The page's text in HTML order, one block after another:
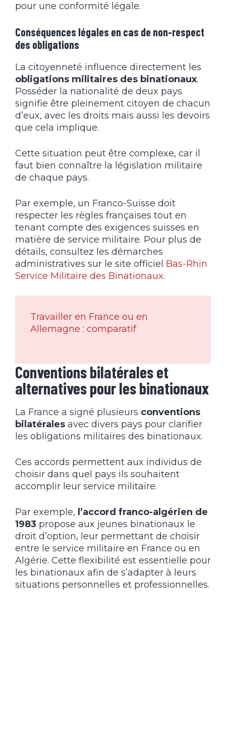
pour une conformité légale.
Conséquences légales en cas de non-respect
des obligations
La citoyenneté influence directement les
obligations militaires des binationaux.
Posséder la nationalité de deux pays
signifie être pleinement citoyen de chacun
d’eux, avec les droits mais aussi les devoirs
que cela implique.
Cette situation peut être complexe, car il
faut bien connaître la législation militaire
de chaque pays.
Par exemple, un Franco-Suisse doit
respecter les règles françaises tout en
tenant compte des exigences suisses en
matière de service militaire. Pour plus de
détails, consultez les démarches
administratives sur le site officiel Bas-Rhin
Service Militaire des Binationaux.
Travailler en France ou en
Allemagne : comparatif
Conventions bilatérales et
alternatives pour les binationaux
La France a signé plusieurs conventions
bilatérales avec divers pays pour clarifier
les obligations militaires des binationaux.
Ces accords permettent aux individus de
choisir dans quel pays ils souhaitent
accomplir leur service militaire.
Par exemple, l’accord franco-algérien de
1983 propose aux jeunes binationaux le
droit d’option, leur permettant de choisir
entre le service militaire en France ou en
Algérie. Cette flexibilité est essentielle pour
les binationaux afin de s’adapter à leurs
situations personnelles et professionnelles.